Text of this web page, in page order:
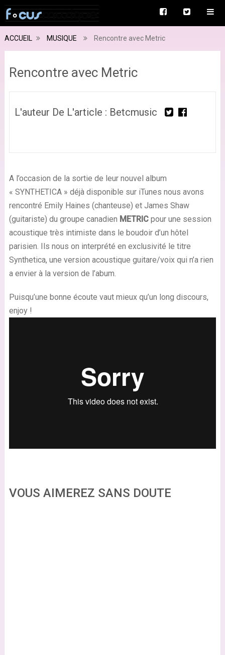
ACCUEIL MUSIQUE Rencontre avec Metric
Rencontre avec Metric
L'auteur De L'article : Betcmusic
A l’occasion de la sortie de leur nouvel album
« SYNTHETICA » déjà disponible sur iTunes nous avons
rencontré Emily Haines (chanteuse) et James Shaw
(guitariste) du groupe canadien METRICpour une session
acoustique très intimiste dans le boudoir d’un hôtel
parisien. Ils nous on interprété en exclusivité le titre
Synthetica, une version acoustique guitare/voix qui n’a rien
a envier à la version de l’abum.
Puisqu’une bonne écoute vaut mieux qu’un long discours,
enjoy !
VOUS AIMEREZ SANS DOUTE